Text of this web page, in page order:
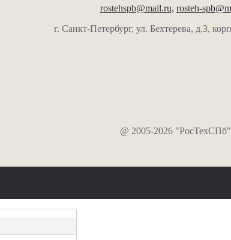
rostehspb@mail.ru, rosteh-
г. Санкт-Петербург, ул. Бехтерева, д.3,
@ 2005-2026 "РосТехСПб"